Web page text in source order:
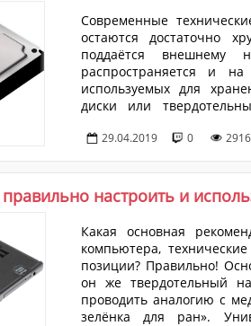
Современные
остаются достаточно
поддаётся внешнему
распространяется и
используемых для
диски или
сохранности имеющихся
быть таковым для
далеко не всегда уда...
29.04.2019 0
правильно настроить и
Какая основная
компьютера,
позиции? Правильно!
он же твердотельный
проводить аналогию с
зелёнка для ран».